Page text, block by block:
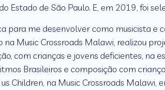
Estado de São Paulo. E, em 2019, foi
para me desenvolver como musicista
Music Crossroads Malawi, realizou
com crianças e jovens deficientes, na
Brasileiros e composição com
Children, na Music Crossroads